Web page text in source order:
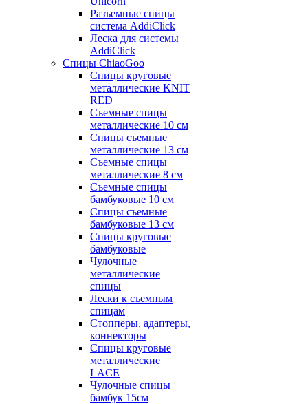
Разъемные спицы
система AddiClick
Леска для системы
AddiClick
Спицы ChiaoGoo
Спицы круговые
металлические KNIT
RED
Съемные спицы
металлические 10 см
Спицы съемные
металлические 13 см
Съемные спицы
металлические 8 см
Съемные спицы
бамбуковые 10 см
Спицы съемные
бамбуковые 13 см
Спицы круговые
бамбуковые
Чулочные
металлические
спицы
Лески к съемным
спицам
Стопперы, адаптеры,
коннекторы
Спицы круговые
металлические
LACE
Чулочные спицы
бамбук 15см